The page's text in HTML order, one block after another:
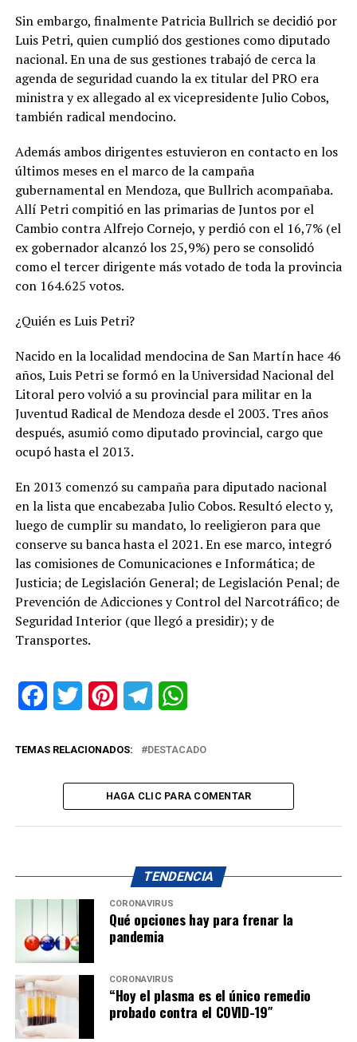
Sin embargo, finalmente Patricia Bullrich se decidió por
Luis Petri, quien cumplió dos gestiones como diputado
nacional. En una de sus gestiones trabajó de cerca la
agenda de seguridad cuando la ex titular del PRO era
ministra y ex allegado al ex vicepresidente Julio Cobos,
también radical mendocino.
Además ambos dirigentes estuvieron en contacto en los
últimos meses en el marco de la campaña
gubernamental en Mendoza, que Bullrich acompañaba.
Allí Petri compitió en las primarias de Juntos por el
Cambio contra Alfrejo Cornejo, y perdió con el 16,7% (el
ex gobernador alcanzó los 25,9%) pero se consolidó
como el tercer dirigente más votado de toda la provincia
con 164.625 votos.
¿Quién es Luis Petri?
Nacido en la localidad mendocina de San Martín hace 46
años, Luis Petri se formó en la Universidad Nacional del
Litoral pero volvió a su provincial para militar en la
Juventud Radical de Mendoza desde el 2003. Tres años
después, asumió como diputado provincial, cargo que
ocupó hasta el 2013.
En 2013 comenzó su campaña para diputado nacional
en la lista que encabezaba Julio Cobos. Resultó electo y,
luego de cumplir su mandato, lo reeligieron para que
conserve su banca hasta el 2021. En ese marco, integró
las comisiones de Comunicaciones e Informática; de
Justicia; de Legislación General; de Legislación Penal; de
Prevención de Adicciones y Control del Narcotráfico; de
Seguridad Interior (que llegó a presidir); y de
Transportes.
FacebookTwitter PinterestTelegram
TEMAS RELACIONADOS: DESTACADO
HAGA CLIC PARA COMENTAR
TENDENCIA
CORONAVIRUS
Qué opciones hay para frenar la
pandemia
CORONAVIRUS
“Hoy el plasma es el único remedio
probado contra el COVID-19″